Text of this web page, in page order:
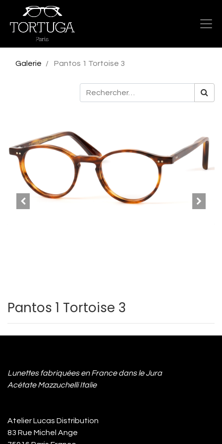
Galerie Pantos 1 Tortoise 3
Pantos 1 Tortoise 3
Lunettes fabriquées en France dans le Jura
Acétate Mazzuchelli Italie
Atelier Lucas Distribution
83 Rue Michel Ange